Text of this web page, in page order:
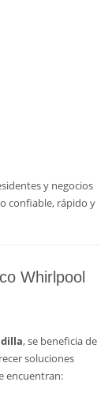
y negocios
confiable, rápido y
Whirlpool
, se beneficia de
soluciones
encuentran: